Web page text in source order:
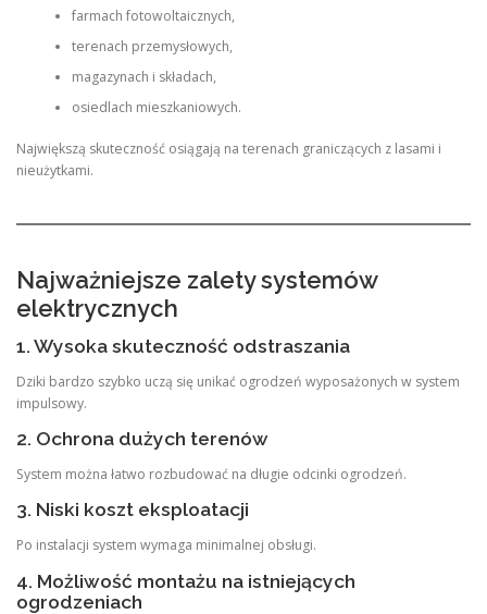
farmach fotowoltaicznych,
terenach przemysłowych,
magazynach i składach,
osiedlach mieszkaniowych.
Największą skuteczność osiągają na terenach graniczących z lasami i
nieużytkami.
Najważniejsze zalety systemów
elektrycznych
1. Wysoka skuteczność odstraszania
Dziki bardzo szybko uczą się unikać ogrodzeń wyposażonych w system
impulsowy.
2. Ochrona dużych terenów
System można łatwo rozbudować na długie odcinki ogrodzeń.
3. Niski koszt eksploatacji
Po instalacji system wymaga minimalnej obsługi.
4. Możliwość montażu na istniejących
ogrodzeniach